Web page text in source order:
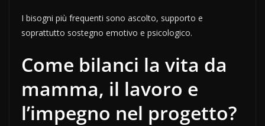
I bisogni più frequenti sono ascolto, supporto e
soprattutto sostegno emotivo e psicologico.
Come bilanci la vita da
mamma, il lavoro e
l’impegno nel progetto?